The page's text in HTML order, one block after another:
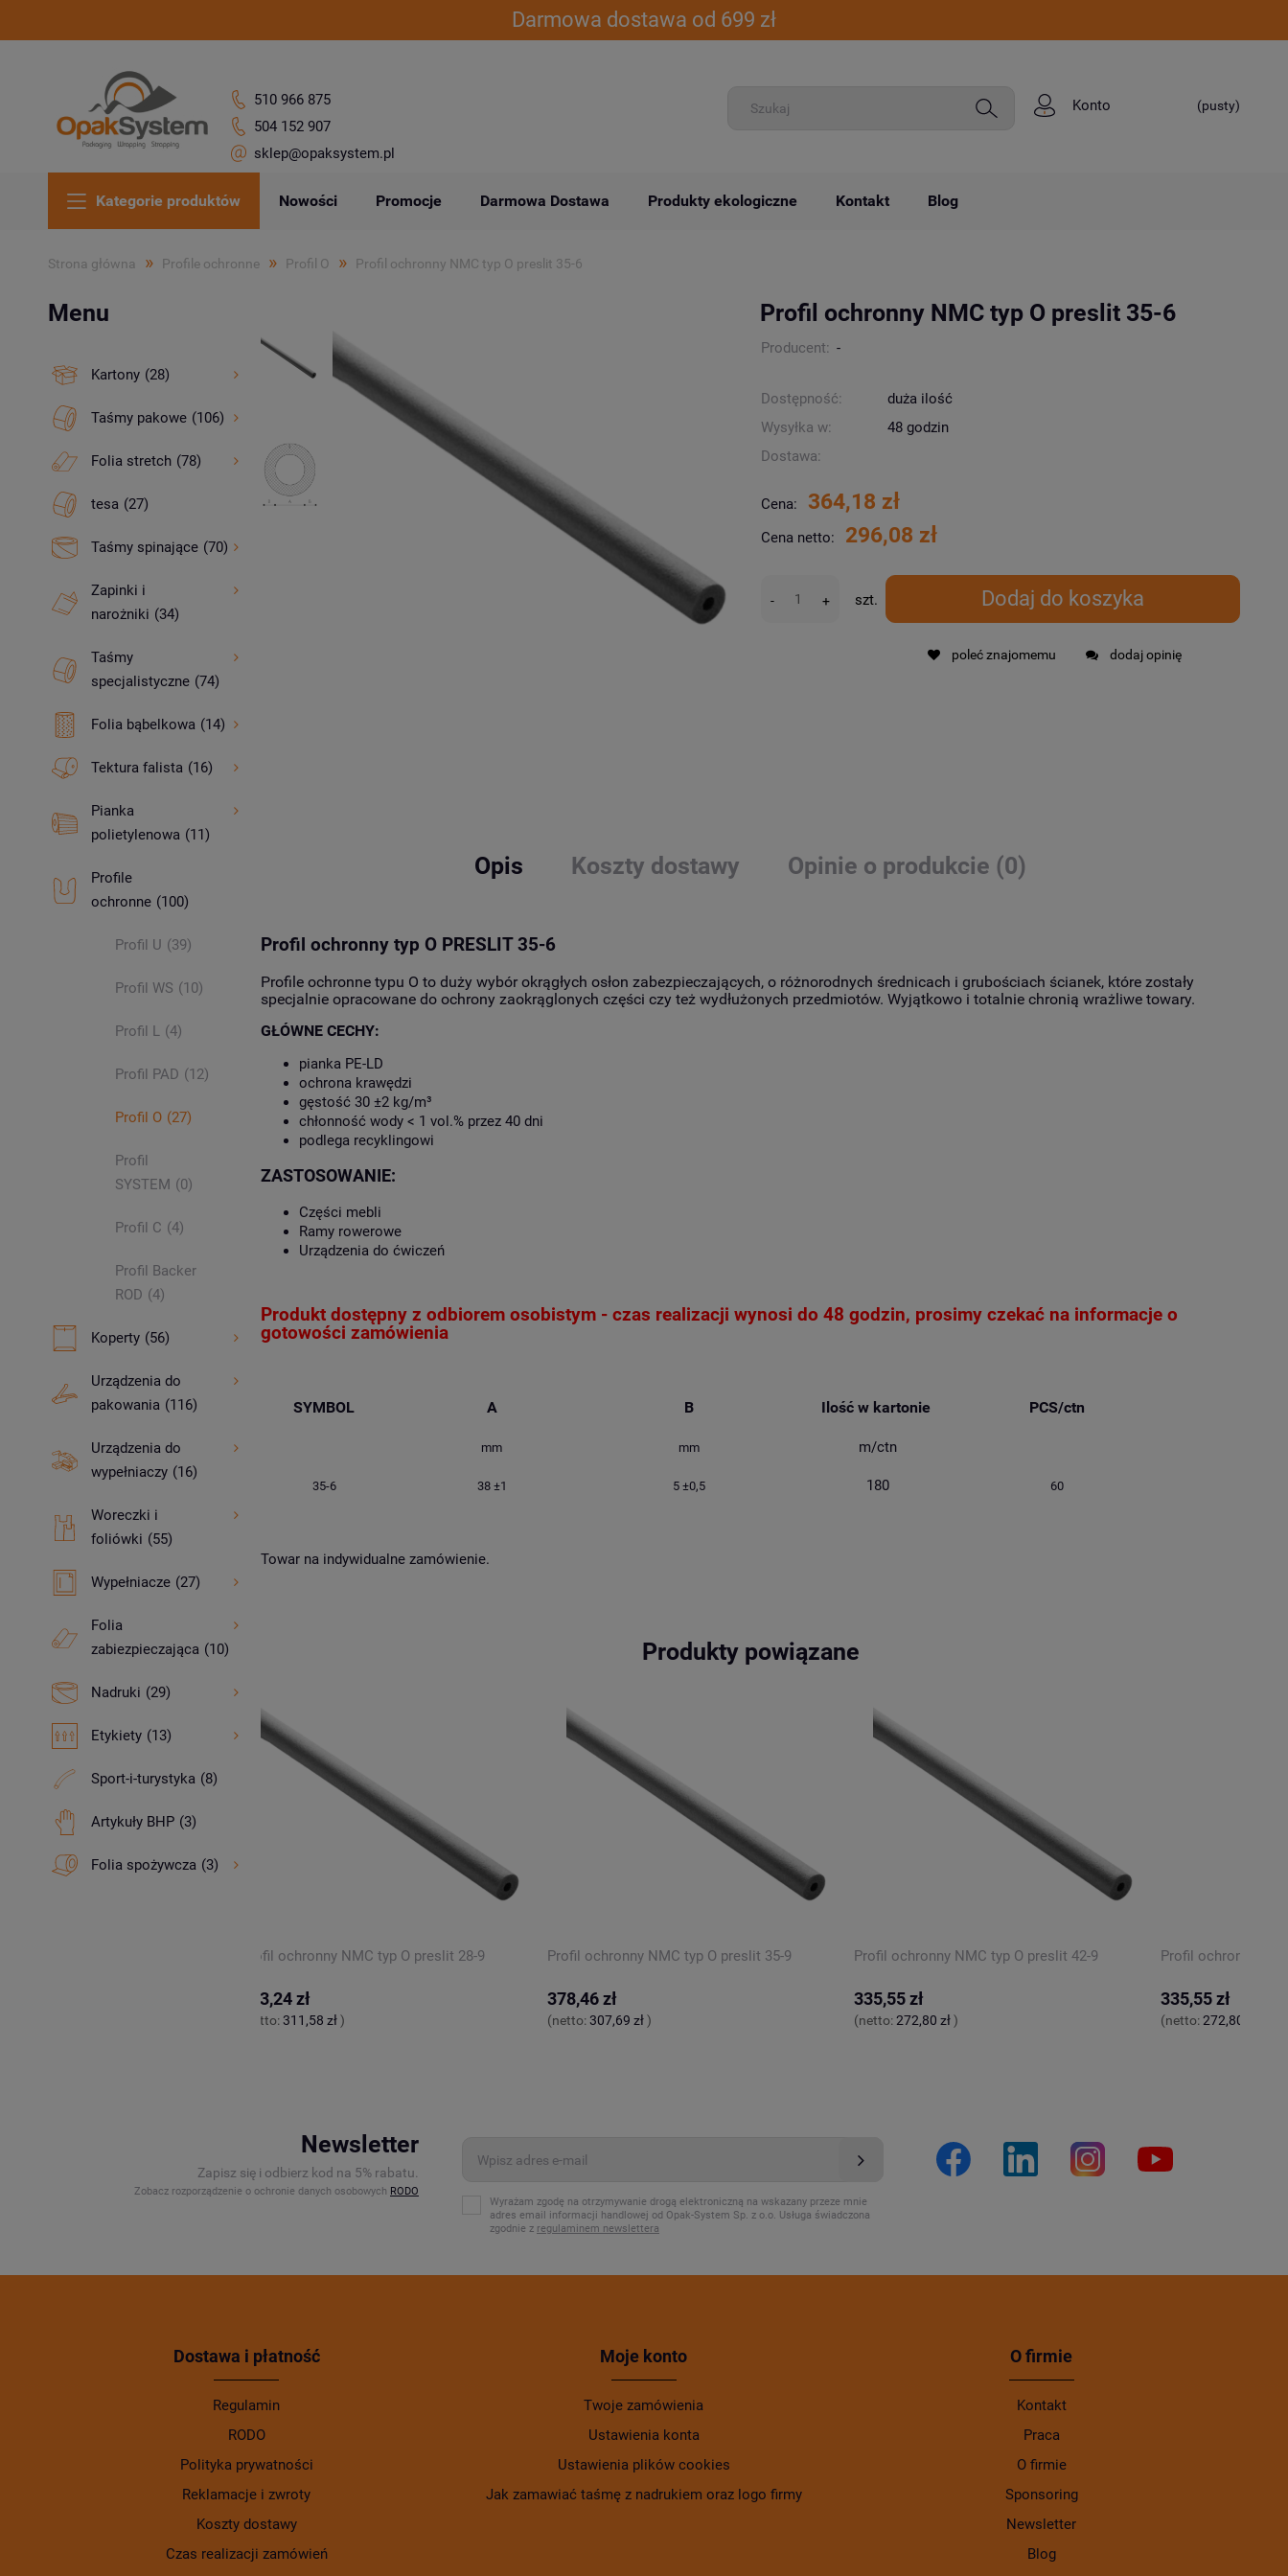
Darmowa dostawa od 699 zł
510 966 875
504 152 907
sklep@opaksystem.pl
(pusty)
Konto
Kategorie produktów Nowości Promocje Darmowa Dostawa Produkty ekologiczne Kontakt Blog
Strona główna » Profile ochronne » Profil O » Profil ochronny NMC typ O preslit 35-6
Menu
Kartony (28)
Taśmy pakowe (106)
Folia stretch (78)
tesa (27)
Taśmy spinające (70)
Zapinki i
narożniki (34)
Taśmy
specjalistyczne (74)
Folia bąbelkowa (14)
Tektura falista (16)
Pianka
polietylenowa (11)
Profile
ochronne (100)
Profil U (39)
Profil WS (10)
Profil L (4)
Profil PAD (12)
Profil O (27)
Profil
SYSTEM (0)
Profil C (4)
Profil Backer
ROD (4)
Koperty (56)
Urządzenia do
pakowania (116)
Urządzenia do
wypełniaczy (16)
Woreczki i
foliówki (55)
Wypełniacze (27)
Folia
zabiezpieczająca (10)
Nadruki (29)
Etykiety (13)
Sport-i-turystyka (8)
Artykuły BHP (3)
Folia spożywcza (3)
Profil ochronny NMC typ O preslit 35-6
Producent: -
Dostępność:
duża ilość
Wysyłka w:
48 godzin
Dostawa:
Cena: 364,18 zł
Cena netto: 296,08 zł
- + szt. Dodaj do koszyka
poleć znajomemu dodaj opinię
Opis Koszty dostawy Opinie o produkcie (0)
Profil ochronny typ O PRESLIT 35-6
Profile ochronne typu O to duży wybór okrągłych osłon zabezpieczających, o różnorodnych średnicach i grubościach ścianek, które zostały
specjalnie opracowane do ochrony zaokrąglonych części czy też wydłużonych przedmiotów. Wyjątkowo i totalnie chronią wrażliwe towary.
GŁÓWNE CECHY:
pianka PE-LD
ochrona krawędzi
gęstość 30 ±2 kg/m³
chłonność wody < 1 vol.% przez 40 dni
podlega recyklingowi
ZASTOSOWANIE:
Części mebli
Ramy rowerowe
Urządzenia do ćwiczeń
Produkt dostępny z odbiorem osobistym - czas realizacji wynosi do 48 godzin, prosimy czekać na informacje o
gotowości zamówienia
SYMBOL A B Ilość w kartonie PCS/ctn
mm mm m/ctn
35-6 38 ±1 5 ±0,5 180 60
Towar na indywidualne zamówienie.
Produkty powiązane
Profil ochronny NMC typ O preslit 28-9
383,24 zł
(netto:311,58 zł)
Profil ochronny NMC typ O preslit 35-9
378,46 zł
(netto:307,69 zł)
Profil ochronny NMC typ O preslit 42-9
335,55 zł
(netto:272,80 zł)
Profil ochronny
335,55 zł
(netto:272,80 zł
Newsletter
Zapisz się i odbierz kod na 5% rabatu.
Zobacz rozporządzenie o ochronie danych osobowych RODO
Wyrażam zgodę na otrzymywanie drogą elektroniczną na wskazany przeze mnie
adres email informacji handlowej od Opak-System Sp. z o.o. Usługa świadczona
zgodnie z regulaminem newslettera
Dostawa i płatność
Regulamin
RODO
Polityka prywatności
Reklamacje i zwroty
Koszty dostawy
Czas realizacji zamówień
Moje konto
Twoje zamówienia
Ustawienia konta
Ustawienia plików cookies
Jak zamawiać taśmę z nadrukiem oraz logo firmy
O firmie
Kontakt
Praca
O firmie
Sponsoring
Newsletter
Blog